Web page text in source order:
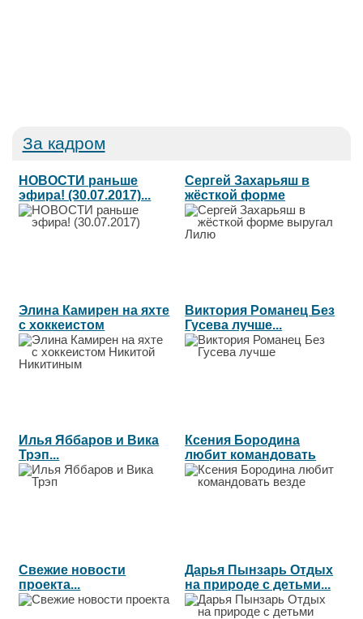
За кадром
НОВОСТИ раньше
эфира! (30.07.2017)...
Сергей Захарьяш в
жёсткой форме
выругал Лилю...
Элина Камирен на яхте
с хоккеистом
Никитой...
Виктория Романец Без
Гусева лучше...
Илья Яббаров и Вика
Трэп...
Ксения Бородина
любит командовать
везде...
Свежие новости
проекта...
Дарья Пынзарь Отдых
на природе с детьми...